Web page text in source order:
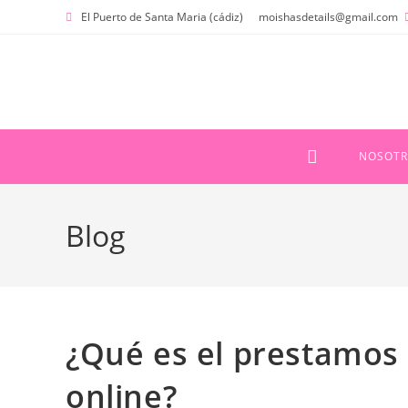
El Puerto de Santa Maria (cádiz) moishasdetails@gmail.com
Blog
¿Qué es el
online?